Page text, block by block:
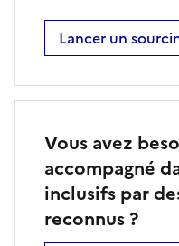
Lancer un
Vous avez
accompagné
inclusifs par
reconnus ?